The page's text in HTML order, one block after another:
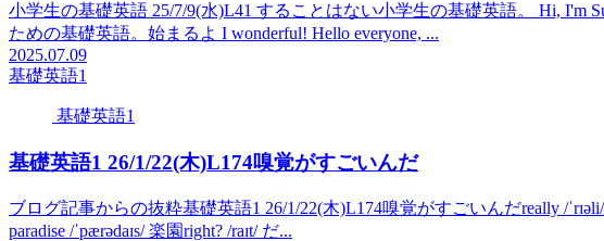
小学生の基礎英語 25/7/9(水)L41 することはない小学生の基礎英語。 Hi, I'm
ための基礎英語。始まるよ I wonderful! Hello everyone, ...
2025.07.09
基礎英語1
基礎英語1
基礎英語1 26/1/22(木)L174嗅覚がすごいんだ
ブログ記事からの抜粋基礎英語1 26/1/22(木)L174嗅覚がすごいんだreally /
paradise /ˈpærədaɪs/ 楽園right? /raɪt/ だ...